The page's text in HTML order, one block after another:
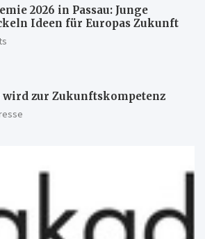
2026 in Passau: Junge
Ideen für Europas Zukunft
zur Zukunftskompetenz